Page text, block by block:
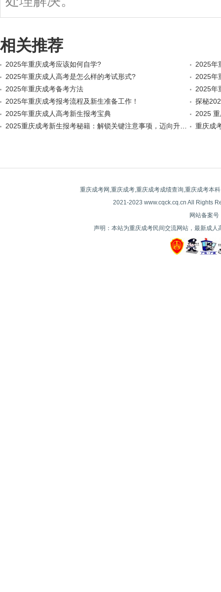
相关推荐
2025年重庆成考应该如何自学?
2025年
2025年重庆成人高考是怎么样的考试形式?
2025年
2025年重庆成考备考方法
2025年
2025年重庆成考报考流程及新生准备工作！
探秘
2025年重庆成人高考新生报考宝典
2025
2025重庆成考新生报考秘籍：解锁关键注意事项，迈向升学坦途
重庆成
重庆成考网,重庆成考,重庆成考成绩查询,重庆成考本
2021-2023 www.cqck.cq.cn All Rights
网站备案号
声明：本站为重庆成考民间交流网站，最新成